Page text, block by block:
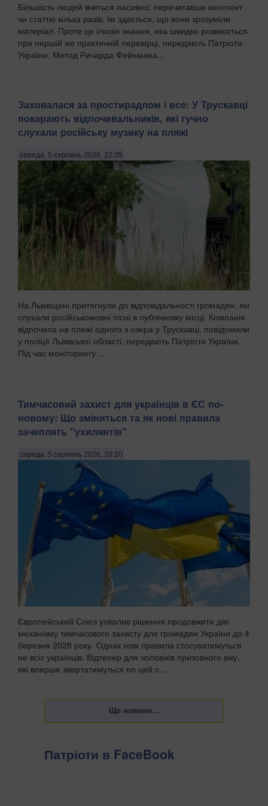
Більшість людей вчиться пасивно: перечитавши конспект
чи статтю кілька разів, їм здається, що вони зрозуміли
матеріал. Проте це ілюзія знання, яка швидко розвіюється
при першій же практичній перевірці, передають Патріоти
України. Метод Ричарда Фейнмана...
Заховалася за простирадлом і все: У Трускавці
покарають відпочивальників, які гучно
слухали російську музику на пляжі
середа, 5 серпень 2026, 22:35
На Львівщині притягнули до відповідальності громадян, які
слухали російськомовні пісні в публічному місці. Компанія
відпочила на пляжі одного з озера у Трускавці, повідомили
у поліції Львівської області, передають Патріоти України.
Під час моніторингу ...
Тимчасовий захист для українців в ЄС по-
новому: Що зміниться та як нові правила
зачеплять "ухилянтів"
середа, 5 серпень 2026, 20:20
Європейський Союз ухвалив рішення продовжити дію
механізму тимчасового захисту для громадян України до 4
березня 2028 року. Однак нові правила стосуватимуться
не всіх українців. Відтепер для чоловіків призовного віку,
які вперше звертатимуться по цей с...
Патріоти в FaceBook